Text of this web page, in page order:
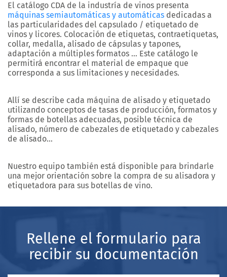
El catálogo CDA de la industría de vinos presenta
máquinas semiautomáticas y automáticas dedicadas a
las particularidades del capsulado / etiquetado de
vinos y licores. Colocación de etiquetas, contraetiquetas,
collar, medalla, alisado de cápsulas y tapones,
adaptación a múltiples formatos … Este catálogo le
permitirá encontrar el material de empaque que
corresponda a sus limitaciones y necesidades.
Allí se describe cada máquina de alisado y etiquetado
utilizando conceptos de tasas de producción, formatos y
formas de botellas adecuadas, posible técnica de
alisado, número de cabezales de etiquetado y cabezales
de alisado…
Nuestro equipo también está disponible para brindarle
una mejor orientación sobre la compra de su alisadora y
etiquetadora para sus botellas de vino.
Rellene el formulario para
recibir su documentación